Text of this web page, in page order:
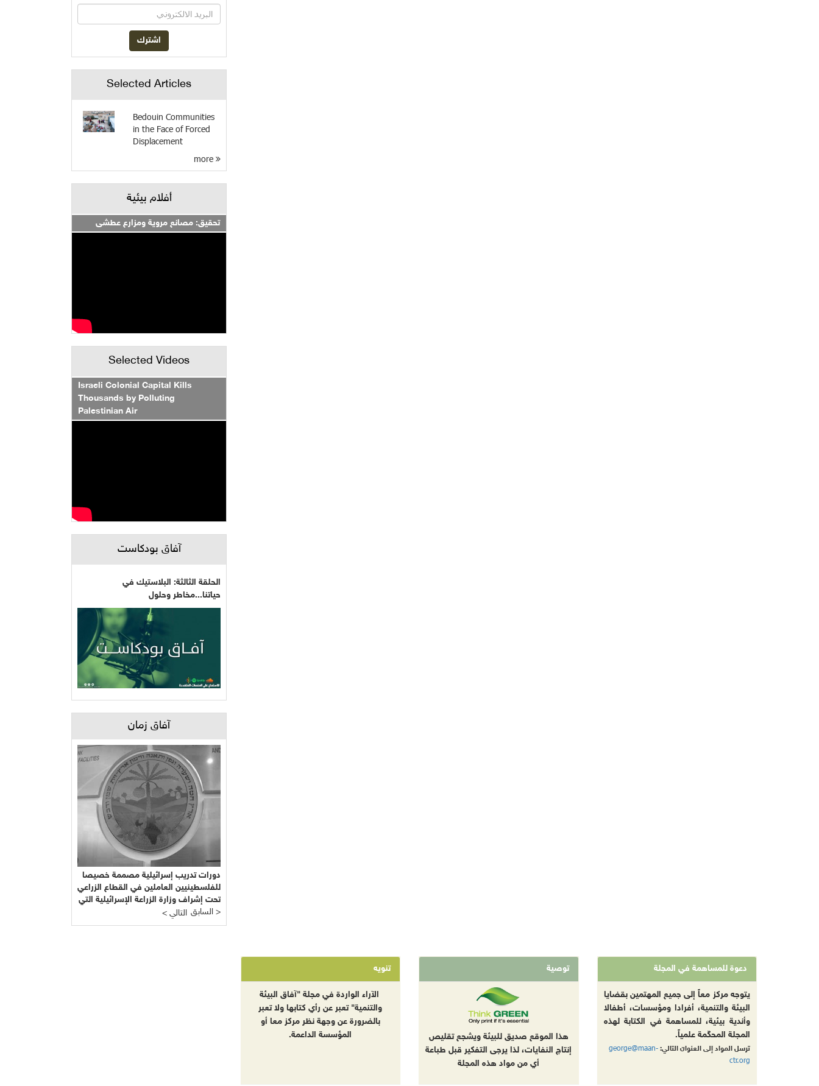
Selected Articles
Bedouin Communities
in the Face of Forced
Displacement
أفلام بيئية
تحقيق: مصانع مروية ومزارع عطشى
Selected Videos
Israeli Colonial Capital Kills
Thousands by Polluting
Palestinian Air
آفاق بودكاست
الحلقة الثالثة: البلاستيك في
حياتنا...مخاطر وحلول
آفاق زمان
دورات تدريب إسرائيلية مصممة خصيصا
للفلسطينيين العاملين في القطاع الزراعي
تحت إشراف وزارة الزراعة الإسرائيلية التي
يرأسها يائير شَمِير نائب ليبرمان رئيس
"إسرائيل بيتنا"!!!
< التالي السابق >
دعوة للمساهمة في المجلة
يتوجه مركز معاً إلى جميع المهتمين بقضايا
البيئة والتنمية، أفرادا ومؤسسات، أطفالا
وأندية بيئية، للمساهمة في الكتابة لهذه
المجلة المحكّمة علمياً.
ترسل المواد إلى العنوان التالي:george@maan-
ctr.org
توصية
هذا الموقع صديق للبيئة ويشجع تقليص
إنتاج النفايات، لذا يرجى التفكير قبل طباعة
أي من مواد هذه المجلة
تنويه
الآراء الواردة في مجلة "آفاق البيئة
والتنمية" تعبر عن رأي كتابها ولا تعبر
بالضرورة عن وجهة نظر مركز معا أو
المؤسسة الداعمة.